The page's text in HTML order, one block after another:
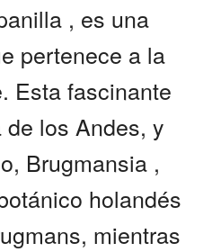
, es una
pertenece a la
Esta fascinante
los Andes, y
Brugmansia ,
holandés
mientras